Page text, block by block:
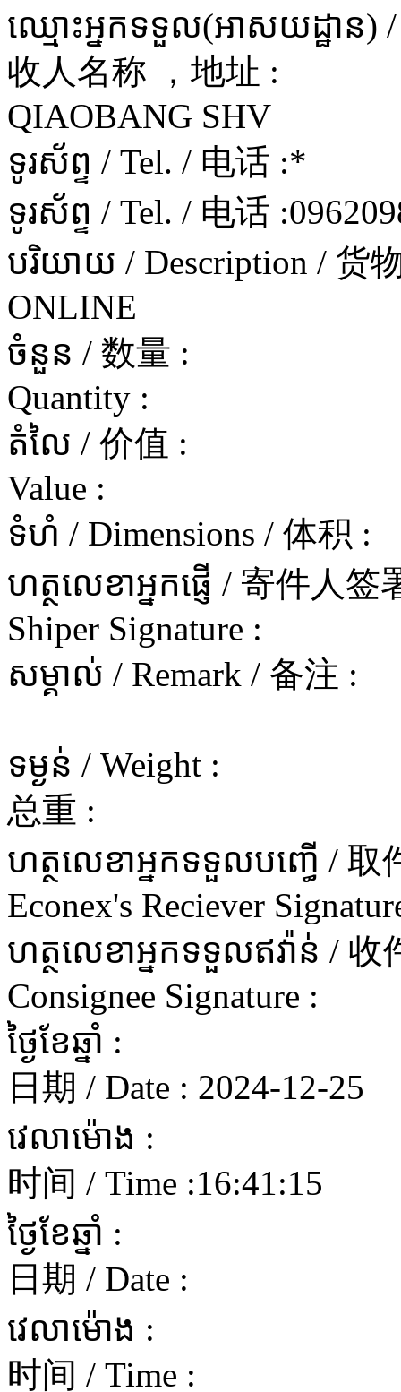
ឈ្មោះអ្នកទទួល(អាសយដ្ឋាន) /
收人名称 ，地址 :
QIAOBANG SHV
ទូរស័ព្ទ / Tel. / 电话 :*
ទូរស័ព្ទ / Tel. / 电话 :
បរិយាយ / Description / 货
ONLINE
ចំនួន / 数量 :
Quantity :
តំលៃ / 价值 :
Value :
ទំហំ / Dimensions / 体积 :
ហត្ថលេខាអ្នកផ្ញើ / 寄件人
Shiper Signature :
សម្គាល់ / Remark / 备注 :
ទម្ងន់ / Weight :
总重 :
ហត្ថលេខាអ្នកទទួលបញ្ធើ / 取
Econex's Reciever
ហត្ថលេខាអ្នកទទួលឥវ៉ាន់ /
Consignee Signature :
ថ្ងៃខែឆ្នាំ :
日期 / Date : 2024-12-25
វេលាម៉ោង :
时间 / Time :16:41:15
ថ្ងៃខែឆ្នាំ :
日期 / Date :
វេលាម៉ោង :
时间 / Time :